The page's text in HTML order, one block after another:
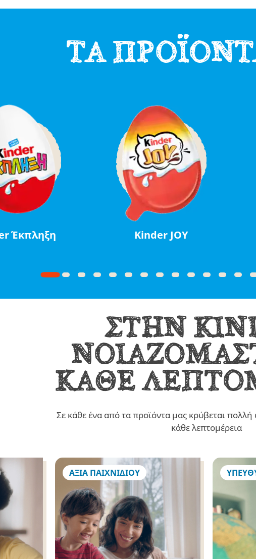
ΤΑ
Έκπληξη Kinder JOY
ΣΤΗΝ
ΚΑΘΕ
Σε κάθε ένα από τα προϊόντα μας κρύβεται
κάθε λεπτομέρεια
ΑΞΙΑ ΠΑΙΧΝΙΔΙΟΥ